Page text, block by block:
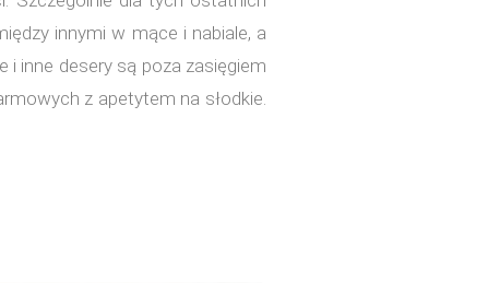
innymi w mące i nabiale, a
inne desery są poza zasięgiem
z apetytem na słodkie.